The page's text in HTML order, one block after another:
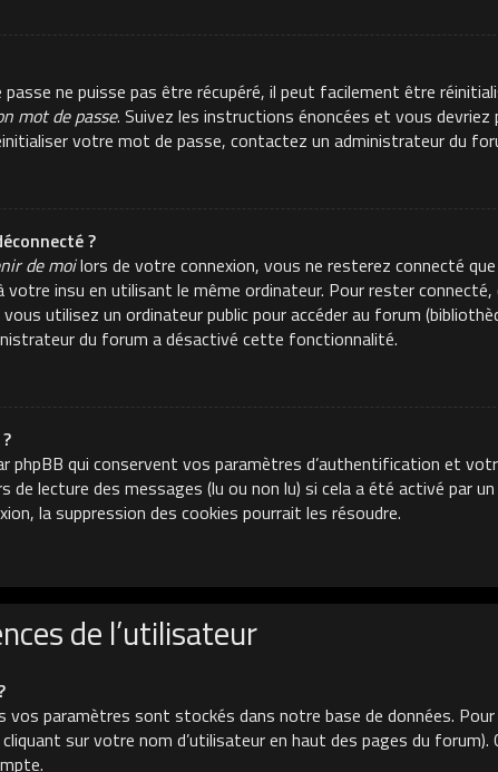
ne puisse pas être récupéré, il peut facilement être
mot de passe. Suivez les instructions énoncées et vous
votre mot de passe, contactez un administrateur du
?
de moilors de votre connexion, vous ne resterez connecté
votre insu en utilisant le même ordinateur. Pour rester connecté,
vous utilisez un ordinateur public pour accéder au forum
du forum a désactivé cette fonctionnalité.
phpBB qui conservent vos paramètres d’authentification et
lecture des messages (lu ou non lu) si cela a été activé par
la suppression des cookies pourrait les résoudre.
de l’utilisateur
paramètres sont stockés dans notre base de données. Pour
sur votre nom d’utilisateur en haut des pages du